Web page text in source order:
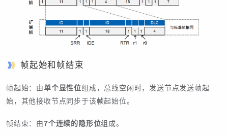
帧起始和帧结束
帧起始：由单个显性位组成，总线空闲时，发送节点发送帧起
始，其他接收节点同步于该帧起始位。
帧结束：由7个连续的隐形位组成。